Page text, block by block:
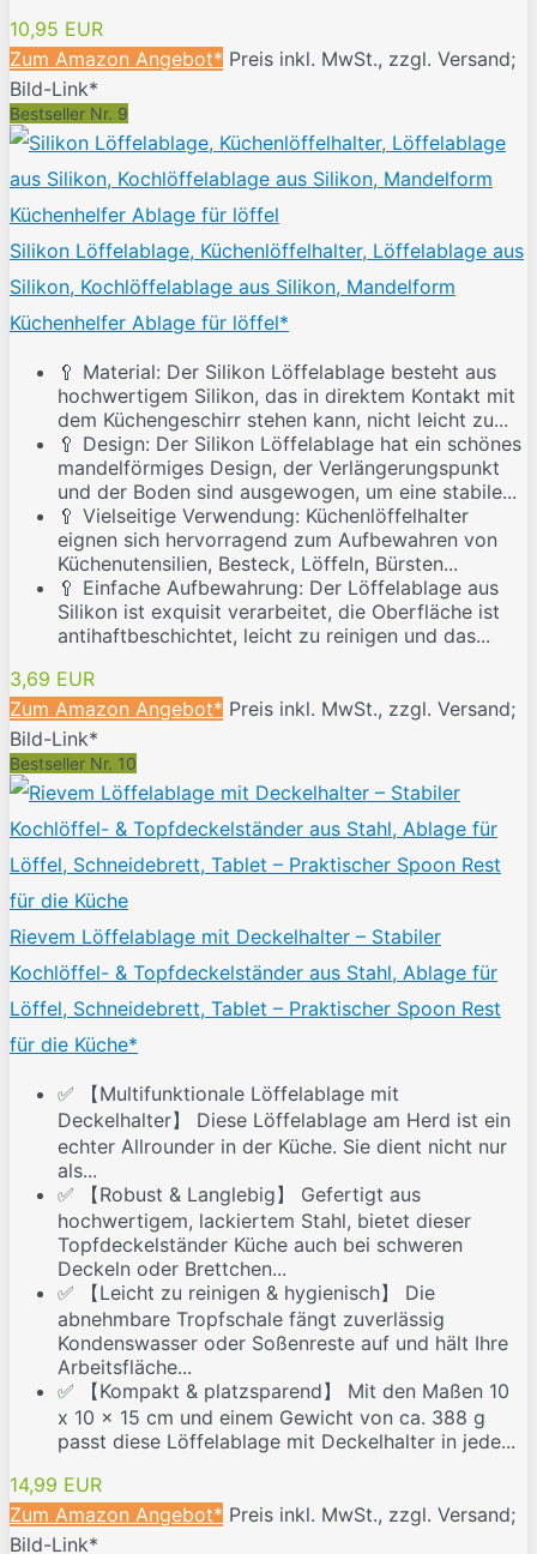
10,95 EUR
Zum Amazon Angebot* Preis inkl. MwSt., zzgl. Versand;
Bild-Link*
Bestseller Nr. 9
Silikon Löffelablage, Küchenlöffelhalter, Löffelablage aus
Silikon, Kochlöffelablage aus Silikon, Mandelform
Küchenhelfer Ablage für löffel*
🥄 Material: Der Silikon Löffelablage besteht aus
hochwertigem Silikon, das in direktem Kontakt mit
dem Küchengeschirr stehen kann, nicht leicht zu...
🥄 Design: Der Silikon Löffelablage hat ein schönes
mandelförmiges Design, der Verlängerungspunkt
und der Boden sind ausgewogen, um eine stabile...
🥄 Vielseitige Verwendung: Küchenlöffelhalter
eignen sich hervorragend zum Aufbewahren von
Küchenutensilien, Besteck, Löffeln, Bürsten...
🥄 Einfache Aufbewahrung: Der Löffelablage aus
Silikon ist exquisit verarbeitet, die Oberfläche ist
antihaftbeschichtet, leicht zu reinigen und das...
3,69 EUR
Zum Amazon Angebot* Preis inkl. MwSt., zzgl. Versand;
Bild-Link*
Bestseller Nr. 10
Rievem Löffelablage mit Deckelhalter – Stabiler
Kochlöffel- & Topfdeckelständer aus Stahl, Ablage für
Löffel, Schneidebrett, Tablet – Praktischer Spoon Rest
für die Küche*
✅ 【Multifunktionale Löffelablage mit
Deckelhalter】 Diese Löffelablage am Herd ist ein
echter Allrounder in der Küche. Sie dient nicht nur
als...
✅ 【Robust & Langlebig】 Gefertigt aus
hochwertigem, lackiertem Stahl, bietet dieser
Topfdeckelständer Küche auch bei schweren
Deckeln oder Brettchen...
✅ 【Leicht zu reinigen & hygienisch】 Die
abnehmbare Tropfschale fängt zuverlässig
Kondenswasser oder Soßenreste auf und hält Ihre
Arbeitsfläche...
✅ 【Kompakt & platzsparend】 Mit den Maßen 10
x 10 x 15 cm und einem Gewicht von ca. 388 g
passt diese Löffelablage mit Deckelhalter in jede...
14,99 EUR
Zum Amazon Angebot* Preis inkl. MwSt., zzgl. Versand;
Bild-Link*